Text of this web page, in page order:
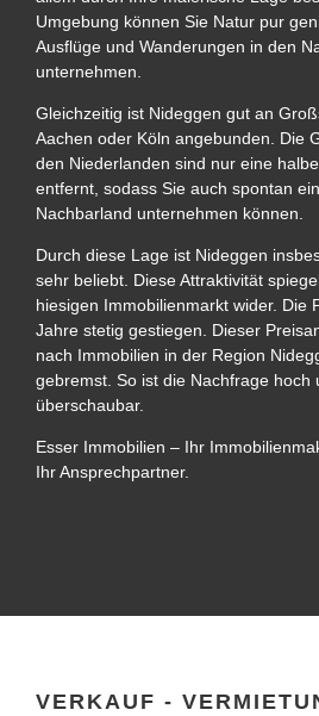
Umgebung können Sie Natur pur
Ausflüge und Wanderungen in den
unternehmen.
Gleichzeitig ist Nideggen gut an
Aachen oder Köln angebunden. Die
den Niederlanden sind nur eine
entfernt, sodass Sie auch spontan
Nachbarland unternehmen können.
Durch diese Lage ist Nideggen
sehr beliebt. Diese Attraktivität
hiesigen Immobilienmarkt wider. Die
Jahre stetig gestiegen. Dieser
nach Immobilien in der Region
gebremst. So ist die Nachfrage hoch
überschaubar.
Esser Immobilien – Ihr
Ihr Ansprechpartner.
VERKAUF -